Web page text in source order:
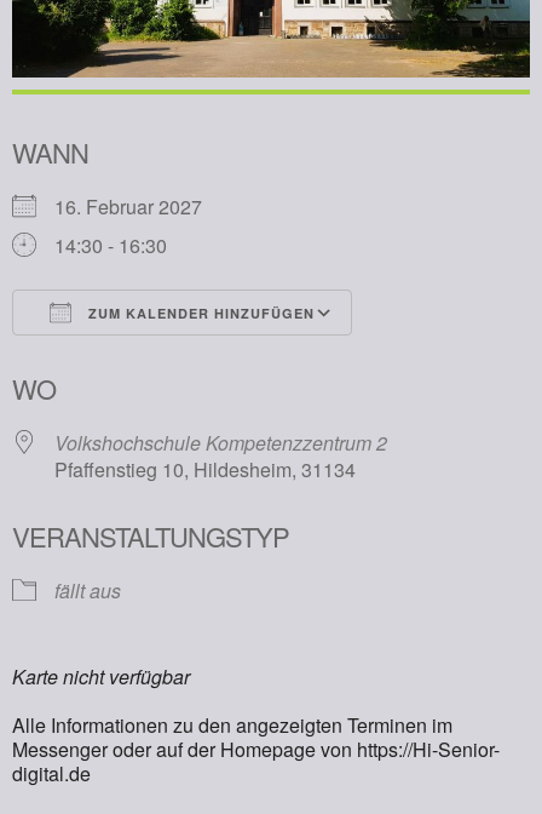
WANN
16. Februar 2027
14:30 - 16:30
ZUM KALENDER HINZUFÜGEN
WO
Volkshochschule Kompetenzzentrum 2
Pfaffenstieg 10, Hildesheim, 31134
VERANSTALTUNGSTYP
fällt aus
Karte nicht verfügbar
Alle Informationen zu den angezeigten Terminen im
Messenger oder auf der Homepage von https://Hi-Senior-
digital.de